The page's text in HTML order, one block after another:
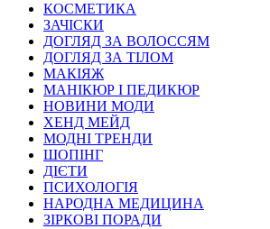
КОСМЕТИКА
ЗАЧІСКИ
ДОГЛЯД ЗА ВОЛОССЯМ
ДОГЛЯД ЗА ТІЛОМ
МАКІЯЖ
МАНІКЮР І ПЕДИКЮР
НОВИНИ МОДИ
ХЕНД МЕЙД
МОДНІ ТРЕНДИ
ШОПІНГ
ДІЄТИ
ПСИХОЛОГІЯ
НАРОДНА МЕДИЦИНА
ЗІРКОВІ ПОРАДИ